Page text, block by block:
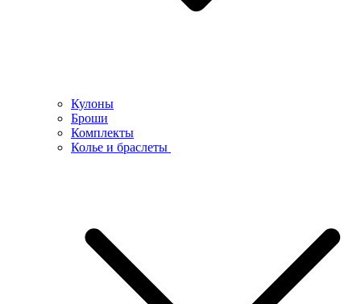
Кулоны
Броши
Комплекты
Колье и браслеты